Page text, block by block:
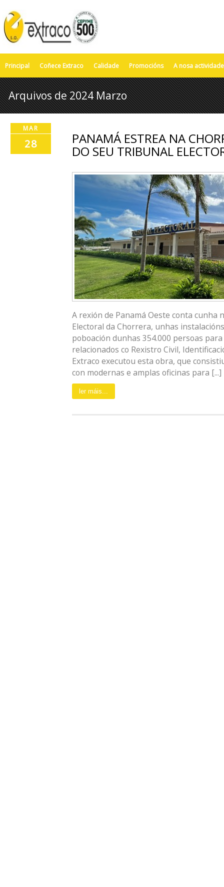
Principal Coñece Extraco Calidade Promocións A nosa actividade
Arquivos de 2024 Marzo
MAR
28 PANAMÁ ESTREA NA
DO SEU TRIBUNAL
A rexión de Panamá Oeste conta cunha
Electoral da Chorrera, unhas
poboación dunhas 354.000 persoas
relacionados co Rexistro Civil,
Extraco executou esta obra, que
con modernas e amplas oficinas para [...]
ler máis...